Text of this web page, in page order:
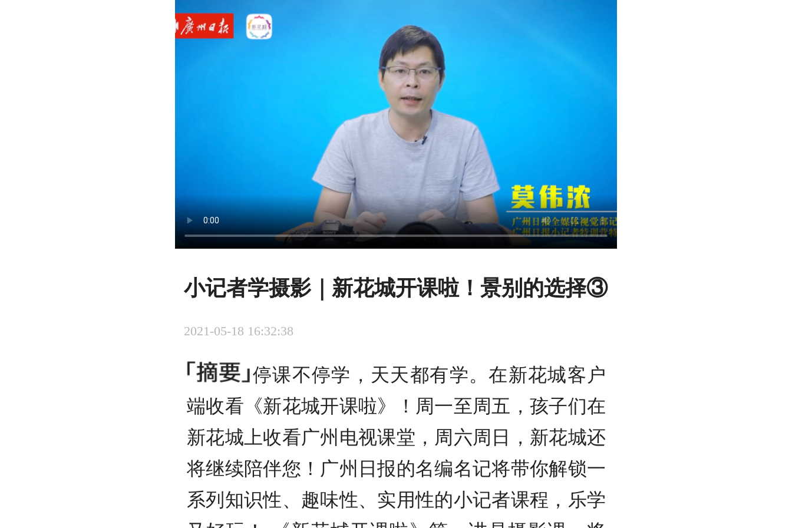
小记者学摄影｜新花城开课啦！景别的选择③
2021-05-18 16:32:38
停课不停学，天天都有学。在新花城客户
端收看《新花城开课啦》！周一至周五，孩子们在
新花城上收看广州电视课堂，周六周日，新花城还
将继续陪伴您！广州日报的名编名记将带你解锁一
系列知识性、趣味性、实用性的小记者课程，乐学